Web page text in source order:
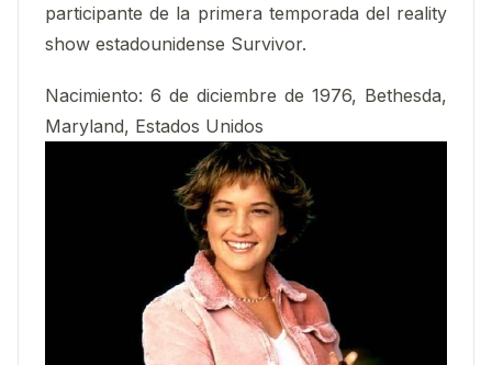
participante de la primera temporada del reality
show estadounidense Survivor.
Nacimiento: 6 de diciembre de 1976, Bethesda,
Maryland, Estados Unidos